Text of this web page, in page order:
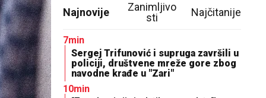
Najnovije
Zanimljivo
sti
Najčitanije
7min
Sergej Trifunović i supruga završili u
policiji, društvene mreže gore zbog
navodne krađe u "Zari"
10min